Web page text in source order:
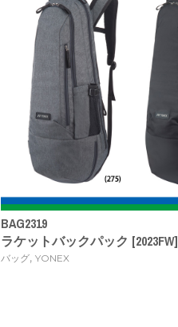
BAG2319
ラケットバックパック [2023FW]
バッグ, YONEX